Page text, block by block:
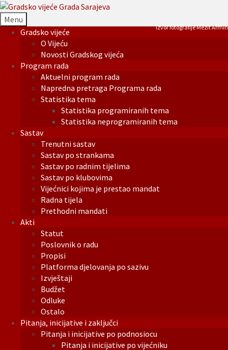
Menu
Gradsko vijeće
O Vijeću
Novosti Gradskog vijeća
Program rada
Aktuelni program rada
Napredna pretraga Programa rada
Statistika tema
Statistika programiranih tema
Statistika neprogramiranih tema
Sastav
Trenutni sastav
Sastav po strankama
Sastav po radnim tijelima
Sastav po klubovima
Vijećnici kojima je prestao mandat
Radna tijela
Prethodni mandati
Akti
Statut
Poslovnik o radu
Propisi
Platforma djelovanja po sazivu
Izvještaji
Budžet
Odluke
Ostalo
Pitanja, inicijative i zaključci
Pitanja i inicijative po podnosiocu
Pitanja i inicijative po vijećniku
Izvor fotografije Mezit Armin